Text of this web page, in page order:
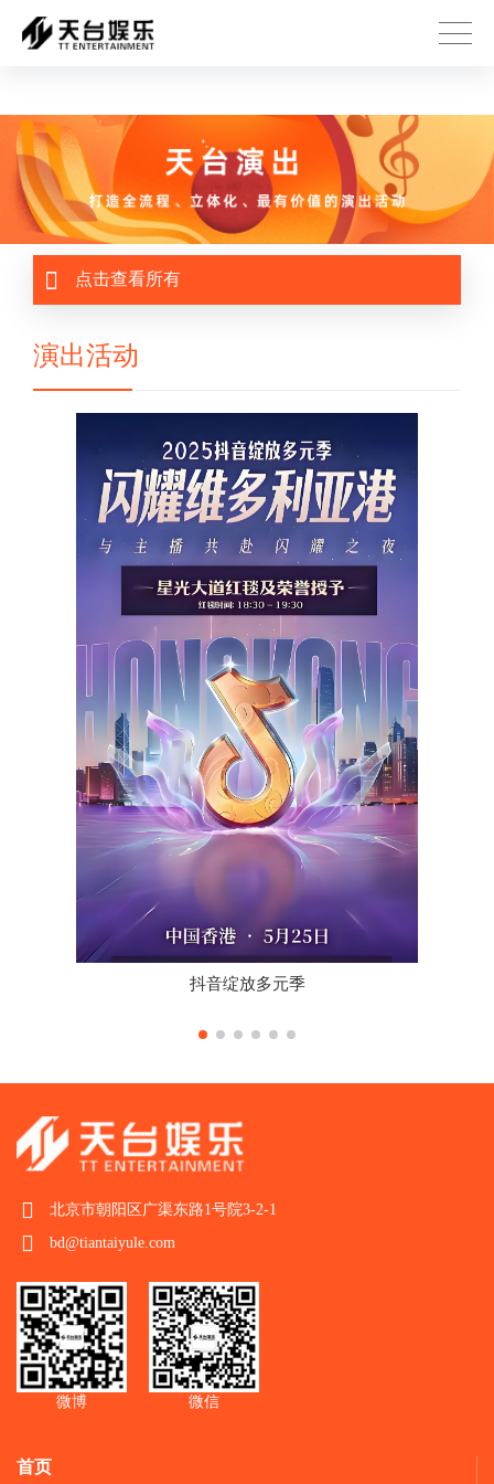
壹号娱乐
点击查看所有
演出活动
抖音绽放多元季
北京市朝阳区广渠东路1号院3-2-1
bd@tiantaiyule.com
微博 微信
首页